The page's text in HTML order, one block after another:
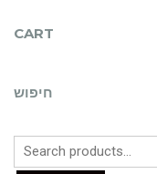
CART
חיפוש